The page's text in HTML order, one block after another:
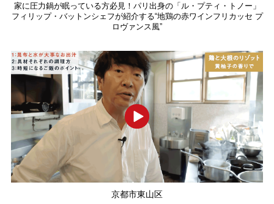
家に圧力鍋が眠っている方必見！パリ出身の「ル・プティ・トノー」
フィリップ・バットンシェフが紹介する“地鶏の赤ワインフリカッセ プ
ロヴァンス風”
京都市東山区